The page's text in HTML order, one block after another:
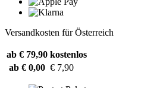
Versandkosten für Österreich
ab € 79,90 kostenlos
ab € 0,00 € 7,90